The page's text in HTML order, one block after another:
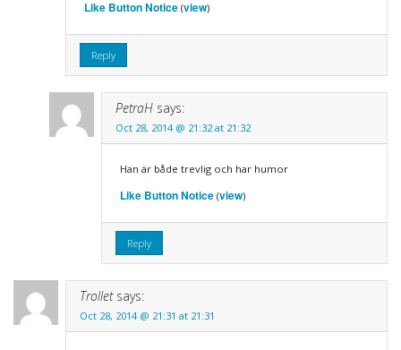
Like Button Notice(view)
Reply
PetraH says:
Oct 28, 2014 @ 21:32 at 21:32
Han är både trevlig och har humor
Like Button Notice(view)
Reply
Trollet says:
Oct 28, 2014 @ 21:31 at 21:31